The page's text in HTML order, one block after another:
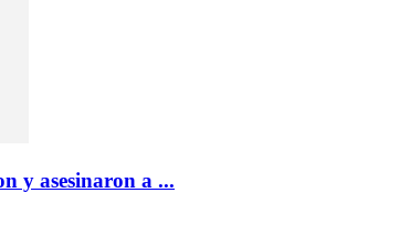
y asesinaron a ...